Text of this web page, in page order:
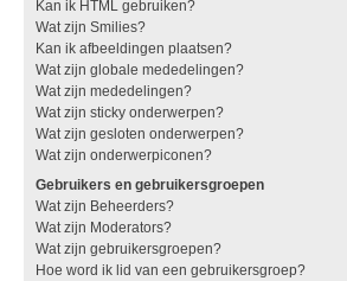
Kan ik HTML gebruiken?
Wat zijn Smilies?
Kan ik afbeeldingen plaatsen?
Wat zijn globale mededelingen?
Wat zijn mededelingen?
Wat zijn sticky onderwerpen?
Wat zijn gesloten onderwerpen?
Wat zijn onderwerpiconen?
Gebruikers en gebruikersgroepen
Wat zijn Beheerders?
Wat zijn Moderators?
Wat zijn gebruikersgroepen?
Hoe word ik lid van een gebruikersgroep?